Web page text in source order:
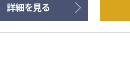
詳細を見る